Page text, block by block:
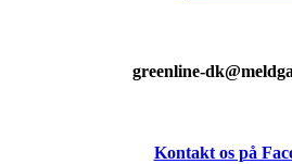
greenline-
Kontakt os på